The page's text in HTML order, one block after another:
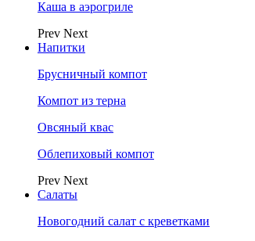
Каша в аэрогриле
Prev Next
Напитки
Брусничный компот
Компот из терна
Овсяный квас
Облепиховый компот
Prev Next
Салаты
Новогодний салат с креветками